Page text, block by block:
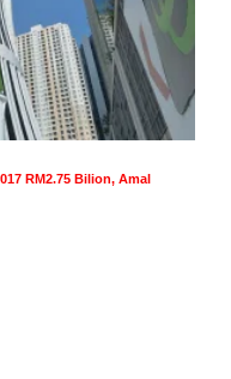
RM2.75 Bilion, Amal